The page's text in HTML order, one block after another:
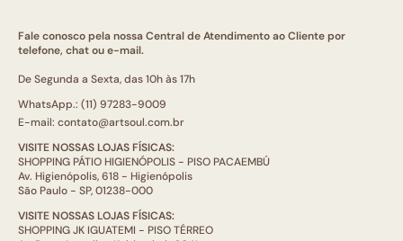
Fale conosco pela nossa Central de Atendimento ao Cliente por
telefone, chat ou e-mail.
De Segunda a Sexta, das 10h às 17h
WhatsApp.: (11) 97283-9009
E-mail: contato@artsoul.com.br
VISITE NOSSAS LOJAS FÍSICAS:
SHOPPING PÁTIO HIGIENÓPOLIS - PISO PACAEMBÚ
Av. Higienópolis, 618 - Higienópolis
São Paulo - SP, 01238-000
VISITE NOSSAS LOJAS FÍSICAS:
SHOPPING JK IGUATEMI - PISO TÉRREO